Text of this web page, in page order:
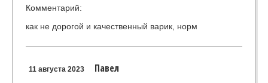
Комментарий:
как не дорогой и качественный варик, норм
11 августа 2023 Павел